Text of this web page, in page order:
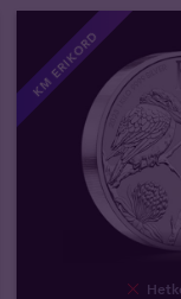
KM ERIKORD